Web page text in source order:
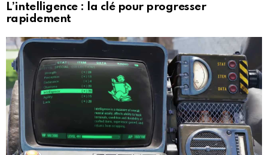
L’intelligence : la clé pour progresser
rapidement